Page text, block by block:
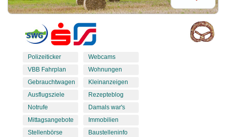
Polizeiticker
VBB Fahrplan
Gebrauchtwagen
Ausflugsziele
Notrufe
Mittagsangebote
Stellenbörse
Webcams
Wohnungen
Kleinanzeigen
Rezepteblog
Damals war's
Immobilien
Baustelleninfo